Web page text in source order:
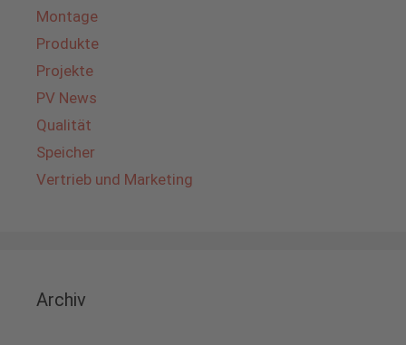
Montage
Produkte
Projekte
PV News
Qualität
Speicher
Vertrieb und Marketing
Archiv